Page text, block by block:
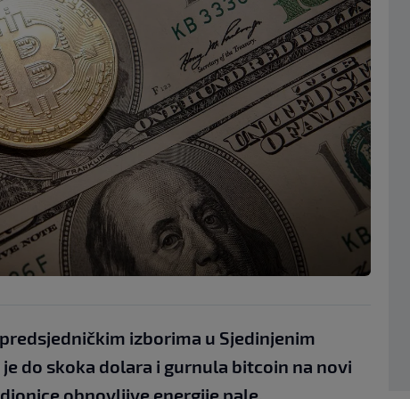
izborima u Sjedinjenim
do skoka dolara i gurnula bitcoin na novi
obnovljive energije pale.